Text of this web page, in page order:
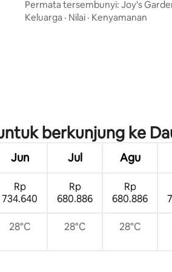
Permata tersembunyi: Joy's
Guest House
Keluarga · Nilai · Kenyamanan
berkunjung ke
Jun Jul Agu
Rp
734.640
Rp
680.886
Rp
680.886
28°C 28°C 28°C